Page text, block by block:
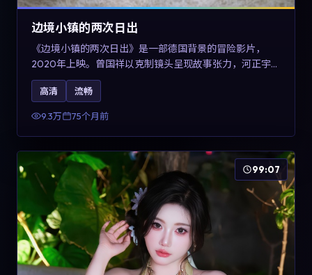
边境小镇的两次日出
《边境小镇的两次日出》是一部德国背景的冒险影片，
2020年上映。曾国祥以克制镜头呈现故事张力，河正宇、
孙俪与任素汐的对手戏可圈可点。剧情层面在战争余波中
刻画小人物的尊严与信念，对关注导演风格与演员阵容的
观众具有检索与收藏价值。
高清 流畅
9.3万 75个月前
99:07